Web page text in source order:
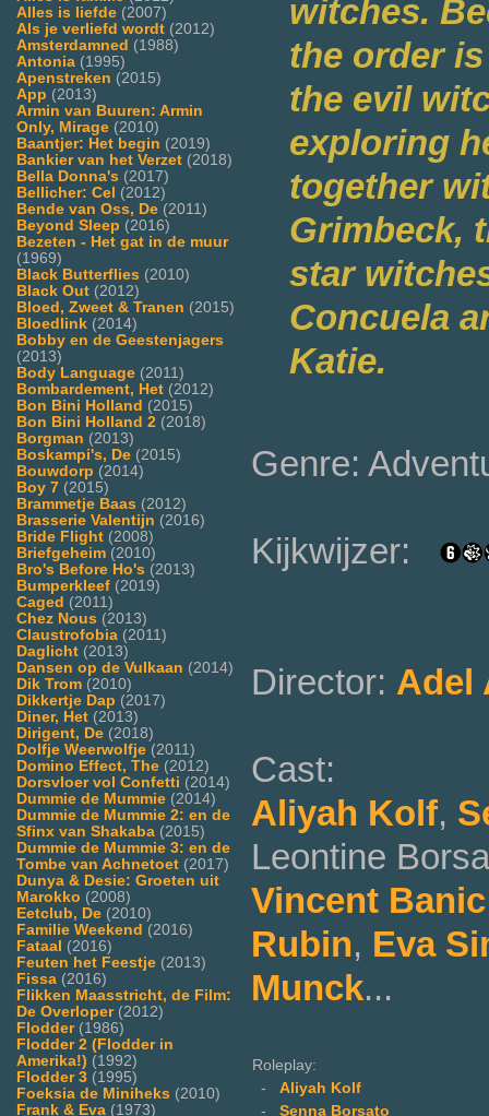
Alles is liefde (2007)
Als je verliefd wordt (2012)
Amsterdamned (1988)
Antonia (1995)
Apenstreken (2015)
App (2013)
Armin van Buuren: Armin
Only, Mirage (2010)
Baantjer: Het begin (2019)
Bankier van het Verzet (2018)
Bella Donna's (2017)
Bellicher: Cel (2012)
Bende van Oss, De (2011)
Beyond Sleep (2016)
Bezeten - Het gat in de muur
(1969)
Black Butterflies (2010)
Black Out (2012)
Bloed, Zweet & Tranen (2015)
Bloedlink (2014)
Bobby en de Geestenjagers
(2013)
Body Language (2011)
Bombardement, Het (2012)
Bon Bini Holland (2015)
Bon Bini Holland 2 (2018)
Borgman (2013)
Boskampi's, De (2015)
Bouwdorp (2014)
Boy 7 (2015)
Brammetje Baas (2012)
Brasserie Valentijn (2016)
Bride Flight (2008)
Briefgeheim (2010)
Bro's Before Ho's (2013)
Bumperkleef (2019)
Caged (2011)
Chez Nous (2013)
Claustrofobia (2011)
Daglicht (2013)
Dansen op de Vulkaan (2014)
Dik Trom (2010)
Dikkertje Dap (2017)
Diner, Het (2013)
Dirigent, De (2018)
Dolfje Weerwolfje (2011)
Domino Effect, The (2012)
Dorsvloer vol Confetti (2014)
Dummie de Mummie (2014)
Dummie de Mummie 2: en de
Sfinx van Shakaba (2015)
Dummie de Mummie 3: en de
Tombe van Achnetoet (2017)
Dunya & Desie: Groeten uit
Marokko (2008)
Eetclub, De (2010)
Familie Weekend (2016)
Fataal (2016)
Feuten het Feestje (2013)
Fissa (2016)
Flikken Maasstricht, de Film:
De Overloper(2012)
Flodder(1986)
Flodder 2 (Flodder in
Amerika!) (1992)
Flodder 3 (1995)
Foeksia de Miniheks (2010)
Frank & Eva (1973)
witches.
the order
the evil
exploring
together
Grimbeck,
star
Concuela
Katie.
Genre:
Kijkwijzer:
Director: Adel
Cast:
Aliyah Kolf,
Leontine
Vincent Banic
Rubin, Eva
Munck...
Roleplay:
- Aliyah Kolf
- Senna Borsato